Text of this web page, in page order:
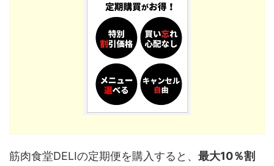
筋肉食堂DELIの定期便を購入すると、 最大10％割